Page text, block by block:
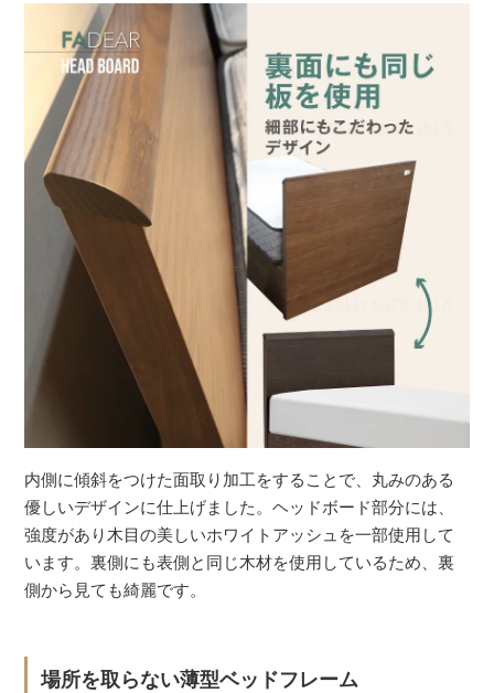
内側に傾斜をつけた面取り加工をすることで、丸みのある
優しいデザインに仕上げました。ヘッドボード部分には、
強度があり木目の美しいホワイトアッシュを一部使用して
います。裏側にも表側と同じ木材を使用しているため、裏
側から見ても綺麗です。
場所を取らない薄型ベッドフレーム